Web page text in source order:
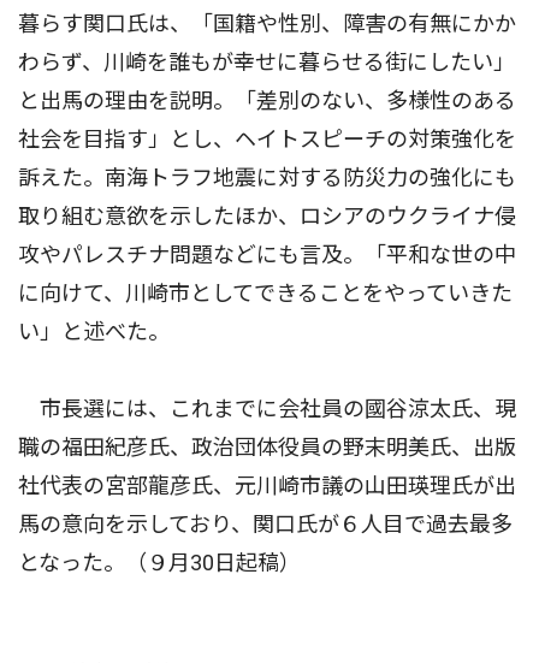
暮らす関口氏は、「国籍や性別、障害の有無にかか
わらず、川崎を誰もが幸せに暮らせる街にしたい」
と出馬の理由を説明。「差別のない、多様性のある
社会を目指す」とし、ヘイトスピーチの対策強化を
訴えた。南海トラフ地震に対する防災力の強化にも
取り組む意欲を示したほか、ロシアのウクライナ侵
攻やパレスチナ問題などにも言及。「平和な世の中
に向けて、川崎市としてできることをやっていきた
い」と述べた。
市長選には、これまでに会社員の國谷涼太氏、現
職の福田紀彦氏、政治団体役員の野末明美氏、出版
社代表の宮部龍彦氏、元川崎市議の山田瑛理氏が出
馬の意向を示しており、関口氏が６人目で過去最多
となった。（９月30日起稿）